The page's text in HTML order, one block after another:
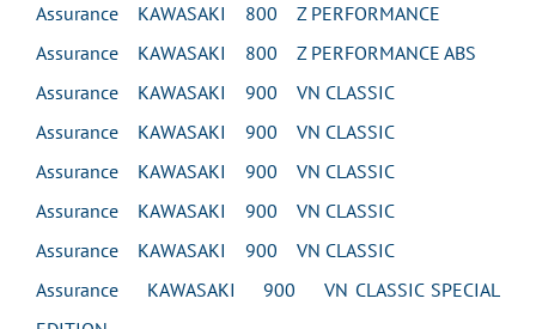
Assurance KAWASAKI 800 Z PERFORMANCE
Assurance KAWASAKI 800 Z PERFORMANCE ABS
Assurance KAWASAKI 900 VN CLASSIC
Assurance KAWASAKI 900 VN CLASSIC
Assurance KAWASAKI 900 VN CLASSIC
Assurance KAWASAKI 900 VN CLASSIC
Assurance KAWASAKI 900 VN CLASSIC
Assurance KAWASAKI 900 VN CLASSIC SPECIAL